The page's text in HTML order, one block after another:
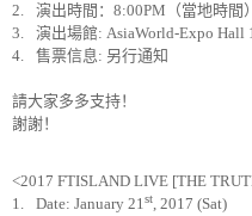
2.
演出時間： 8:00PM （當地時間）
3.
演出場館: AsiaWorld-Expo Hall
4.
售票信息: 另行通知
請大家多多支持！
謝謝！
<2017 FTISLAND LIVE [THE
1.
Date: January 21st, 2017 (Sat)